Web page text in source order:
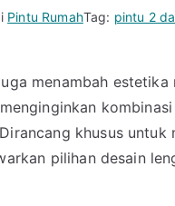
Pintu RumahTag: pintu 2
menambah estetika
khusus untuk
pilihan desain